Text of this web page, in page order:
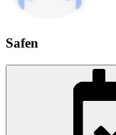
Safen